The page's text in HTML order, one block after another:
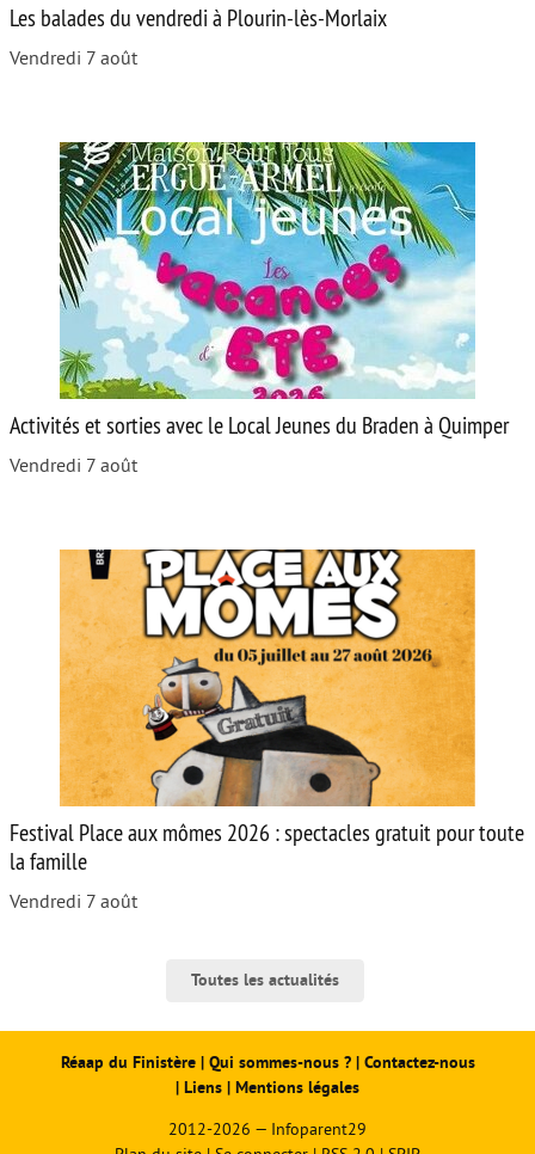
Les balades du vendredi à Plourin-lès-Morlaix
Vendredi 7 août
Activités et sorties avec le Local Jeunes du Braden à Quimper
Vendredi 7 août
Festival Place aux mômes 2026 : spectacles gratuit pour toute
la famille
Vendredi 7 août
Toutes les actualités
Réaap du Finistère| Qui sommes-nous ? | Contactez-nous
| Liens | Mentions légales
2012-2026 — Infoparent29